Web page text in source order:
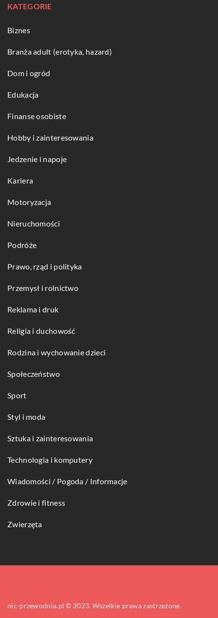
KATEGORIE
Biznes
Branża adult (erotyka, hazard)
Dom i ogród
Edukacja
Finanse osobiste
Hobby i zainteresowania
Jedzenie i napoje
Kariera
Motoryzacja
Nieruchomości
Podróże
Prawo, rząd i polityka
Przemysł i rolnictwo
Reklama i druk
Religia i duchowość
Rodzina i wychowanie dzieci
Społeczeństwo
Sport
Styl i moda
Sztuka i zainteresowania
Technologia i komputery
Wiadomości / Pogoda / Informacje
Zdrowie i fitness
Zwierzęta
nic-przewodnia.pl © 2023. Wszelkie prawa zastrzeżone.